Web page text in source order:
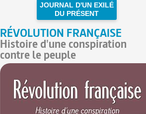
JOURNAL D'UN EXILÉ
DU PRÉSENT
RÉVOLUTION FRANÇAISE
Histoire d'une conspiration
contre le peuple